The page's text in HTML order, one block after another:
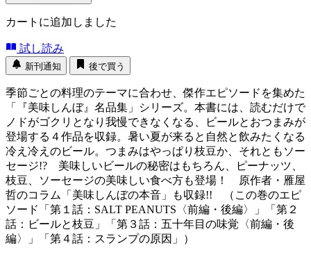
カートに追加しました
試し読み
新刊通知 後で買う
季節ごとの料理のテーマに合わせ、傑作エピソードを集めた
「『美味しんぼ』名品集」シリーズ。本書には、読むだけで
ノドがゴクリとなり我慢できなくなる、ビールとおつまみが
登場する４作品を収録。暑い夏が来ると自然と飲みたくなる
冷え冷えのビール。つまみはやっぱり枝豆か、それともソー
セージ!? 美味しいビールの秘密はもちろん、ピーナッツ、
枝豆、ソーセージの美味しい食べ方も登場！ 原作者・雁屋
哲のコラム「美味しんぼの本音」も収録!! （この巻のエピ
ソード「第１話：SALT PEANUTS〈前編・後編〉」「第２
話：ビールと枝豆」「第３話：五十年目の味覚〈前編・後
編〉」「第４話：スランプの原因」）